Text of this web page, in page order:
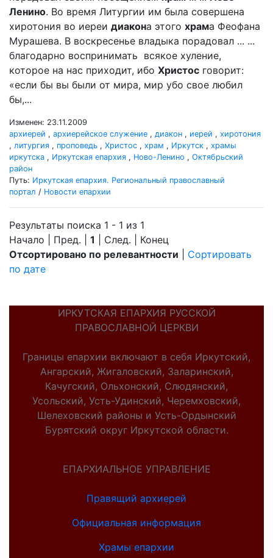
Ленино. Во время Литургии им была совершена
хиротония во иереи диакона этого храма Феофана
Мурашева. В воскресенье владыка порадовал ... ...
благодарно воспринимать всякое хуление,
которое на нас приходит, ибо Христос говорит:
«если бы вы были от мира, мир убо свое любил
бы,...
Изменен: 23.11.2009
архиерей , архиерейское служение , диакон , иерей , хиротония
, литургия , проповедь , Христос , храм , Иркутск , храмы
иркутска , Иркутская епархия , Ново-Ленино , Октябрьский
район
Путь: Иркутская епархия. Региональный православный
портал / Новости епархии
Результаты поиска 1 - 1 из 1
Начало | Пред. | 1 | След. | Конец
Отсортировано по релевантности
Сортировать
по дате
ИРКУТСКАЯ ЕПАРХИЯ РУССКОЙ
ПРАВОСЛАВНОЙ ЦЕРКВИ
Границы епархии включают в себя Иркутский,
Ангарский, Жигаловский, Заларинский,
Качугский, Ольхонский, Слюдянский,
Усольский, Усть-Удинский, Черемховский,
Шелеховский районы и Усть-Ордынский
Бурятский округ Иркутской области.
ЕПАРХИАЛЬНОЕ УПРАВЛЕНИЕ
Правящий архиерей
Официальная информация
Храмы епархии